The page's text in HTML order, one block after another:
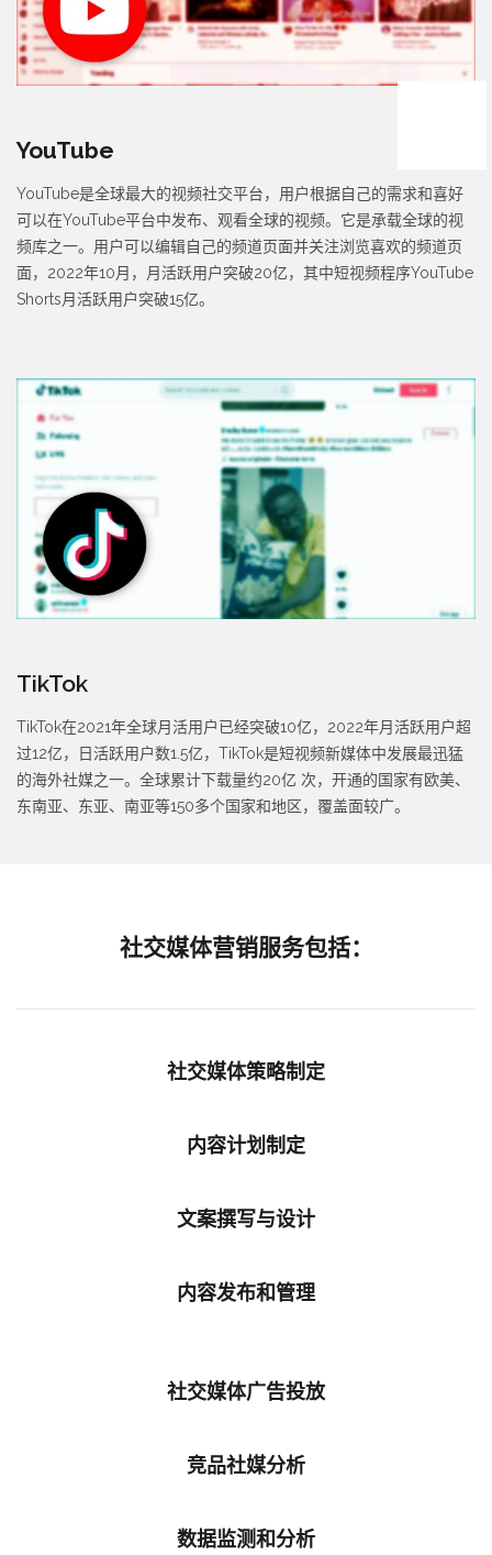
YouTube
YouTube是全球最大的视频社交平台，用户根据自己的需求和喜好
可以在YouTube平台中发布、观看全球的视频。它是承载全球的视
频库之一。用户可以编辑自己的频道页面并关注浏览喜欢的频道页
面，2022年10月，月活跃用户突破20亿，其中短视频程序YouTube
Shorts月活跃用户突破15亿。
TikTok
TikTok在2021年全球月活用户已经突破10亿，2022年月活跃用户超
过12亿，日活跃用户数1.5亿，TikTok是短视频新媒体中发展最迅猛
的海外社媒之一。全球累计下载量约20亿 次，开通的国家有欧美、
东南亚、东亚、南亚等150多个国家和地区，覆盖面较广。
社交媒体营销服务包括：
社交媒体策略制定
内容计划制定
文案撰写与设计
内容发布和管理
社交媒体广告投放
竞品社媒分析
数据监测和分析